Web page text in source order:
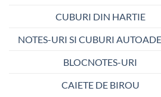
CUBURI DIN HARTIE
NOTES-URI SI CUBURI
BLOCNOTES-URI
CAIETE DE BIROU